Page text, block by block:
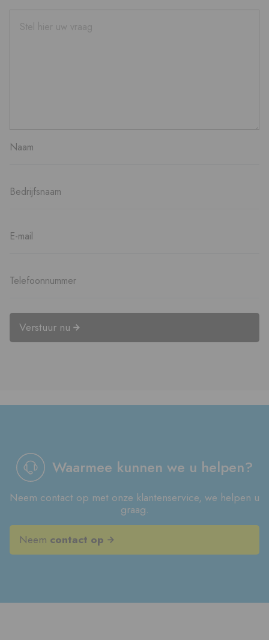
Verstuur nu
Waarmee kunnen we u helpen?
Neem contact op met onze klantenservice, we helpen u
graag.
Neem contact op